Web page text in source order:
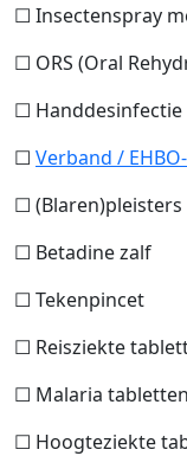
☐ Insectenspray
☐ ORS (Oral
☐ Handdesinfectie
☐ Verband /
☐ (Blaren)pleisters
☐ Betadine zalf
☐ Tekenpincet
☐ Reisziekte
☐ Malaria
☐ Hoogteziekte